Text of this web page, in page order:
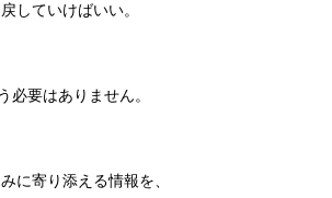
していけばいい。
必要はありません。
に寄り添える情報を、